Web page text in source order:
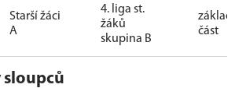
Starší žáci
A
4. liga st.
žáků
skupina B
základní
část